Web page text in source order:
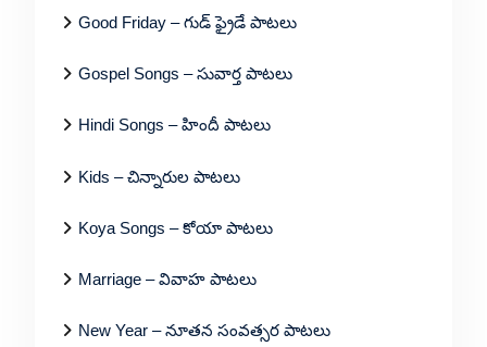
Good Friday – గుడ్ ఫ్రైడే పాటలు
Gospel Songs – సువార్త పాటలు
Hindi Songs – హిందీ పాటలు
Kids – చిన్నారుల పాటలు
Koya Songs – కోయా పాటలు
Marriage – వివాహ పాటలు
New Year – నూతన సంవత్సర పాటలు